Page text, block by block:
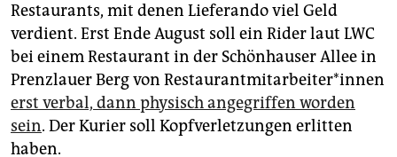
Restaurants, mit denen Lieferando viel Geld
verdient. Erst Ende August soll ein Rider laut LWC
bei einem Restaurant in der Schönhauser Allee in
Prenzlauer Berg von Re­stau­rant­mit­ar­bei­te­r*in­nen
erst verbal, dann physisch angegriffen worden
sein. Der Kurier soll Kopfverletzungen erlitten
haben.